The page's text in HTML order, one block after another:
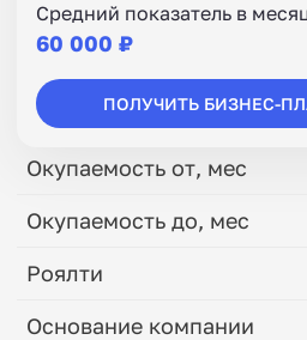
Средний показатель в
60 000 ₽
ПОЛУЧИТЬ БИЗНЕС-
Окупаемость от, мес
Окупаемость до, мес
Роялти
Основание компании